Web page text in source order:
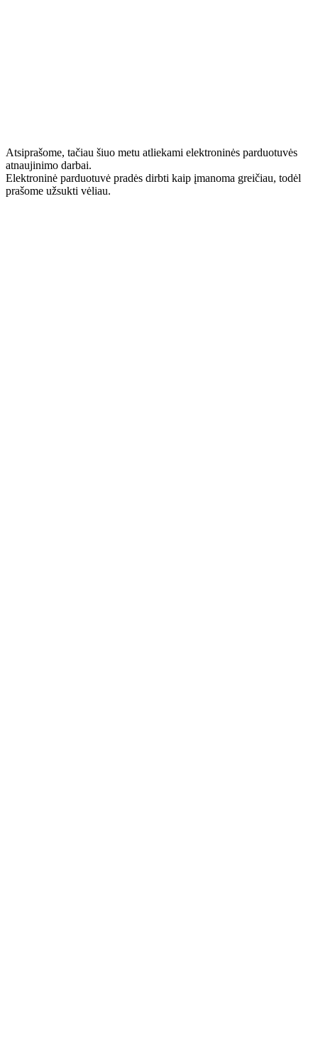
Atsiprašome, tačiau šiuo metu atliekami elektroninės parduotuvės
atnaujinimo darbai.
Elektroninė parduotuvė pradės dirbti kaip įmanoma greičiau, todėl
prašome užsukti vėliau.